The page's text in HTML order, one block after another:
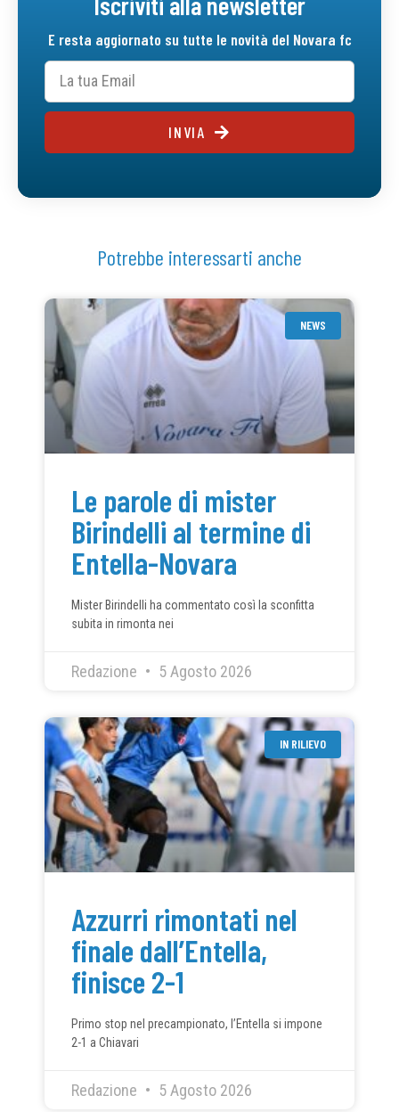
E resta aggiornato su tutte le novità del Novara fc
INVIA
Potrebbe interessarti anche
NEWS
Le parole di mister
Birindelli al termine di
Entella-Novara
Mister Birindelli ha commentato così la sconfitta
subita in rimonta nei
Redazione 5 Agosto 2026
IN RILIEVO
Azzurri rimontati nel
finale dall’Entella,
finisce 2-1
Primo stop nel precampionato, l’Entella si impone
2-1 a Chiavari
Redazione 5 Agosto 2026